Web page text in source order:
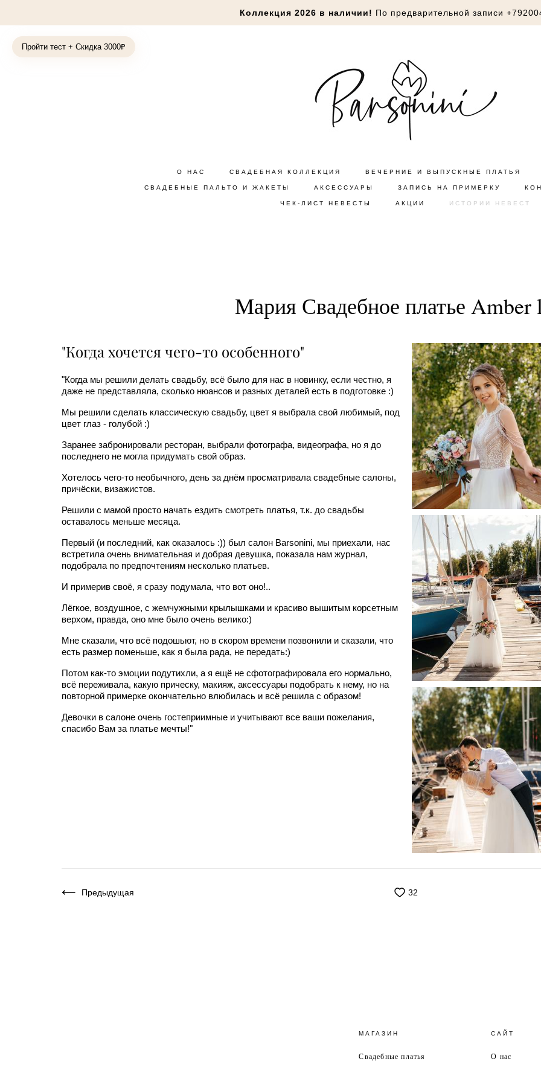
Пройти тест + Скидка 3000₽
Коллекция 2026 в наличии! По предварительной записи
О НАС СВАДЕБНАЯ КОЛЛЕКЦИЯ ВЕЧЕРНИЕ И ВЫПУСКНЫЕ ПЛАТЬЯ
СВАДЕБНЫЕ ПАЛЬТО И ЖАКЕТЫ АКСЕССУАРЫ ЗАПИСЬ НА ПРИМЕРКУ
ЧЕК-ЛИСТ НЕВЕСТЫ АКЦИИ ИСТОРИИ НЕВЕСТ
Мария Свадебное платье Amber
"Когда хочется чего-то особенного"
"Когда мы решили делать свадьбу, всё было для нас в новинку, если честно, я
даже не представляла, сколько нюансов и разных деталей есть в подготовке :)
Мы решили сделать классическую свадьбу, цвет я выбрала свой любимый, под
цвет глаз - голубой :)
Заранее забронировали ресторан, выбрали фотографа, видеографа, но я до
последнего не могла придумать свой образ.
Хотелось чего-то необычного, день за днём просматривала свадебные салоны,
причёски, визажистов.
Решили с мамой просто начать ездить смотреть платья, т.к. до свадьбы
оставалось меньше месяца.
Первый (и последний, как оказалось :)) был салон Barsonini, мы приехали, нас
встретила очень внимательная и добрая девушка, показала нам журнал,
подобрала по предпочтениям несколько платьев.
И примерив своё, я сразу подумала, что вот оно!..
Лёгкое, воздушное, с жемчужными крылышками и красиво вышитым корсетным
верхом, правда, оно мне было очень велико:)
Мне сказали, что всё подошьют, но в скором времени позвонили и сказали, что
есть размер поменьше, как я была рада, не передать:)
Потом как-то эмоции подутихли, а я ещё не сфотографировала его нормально,
всё переживала, какую прическу, макияж, аксессуары подобрать к нему, но на
повторной примерке окончательно влюбилась и всё решила с образом!
Девочки в салоне очень гостеприимные и учитывают все ваши пожелания,
спасибо Вам за платье мечты!"
32
Предыдущая
МАГАЗИН
Свадебные платья
САЙТ
О нас